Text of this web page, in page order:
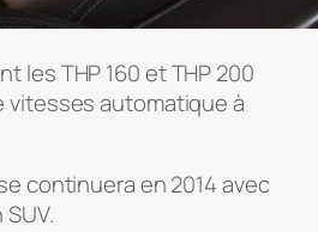
les THP 160 et THP 200
vitesses automatique à
continuera en 2014 avec